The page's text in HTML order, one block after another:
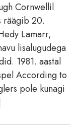
Cornwellil
räägib 20.
Lamarr,
lisalugudega
1981. aastal
According to
pole kunagi